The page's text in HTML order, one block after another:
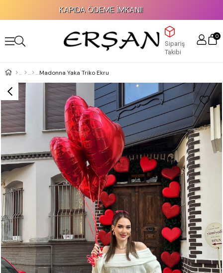
KAPIDA ÖDEME İMKANI!
Sipariş
Takibi
0
Madonna Yaka Triko Ekru